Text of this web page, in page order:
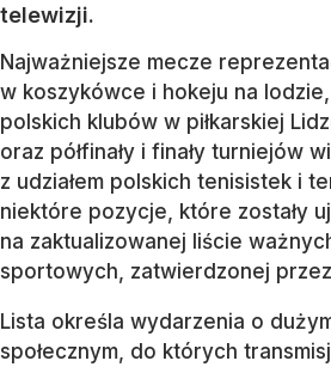
telewizji.
Najważniejsze mecze
w koszykówce i hokeju na
polskich klubów w piłkarskiej
oraz półfinały i finały turniejów
z udziałem polskich tenisistek i
niektóre pozycje, które zostały
na zaktualizowanej liście
sportowych, zatwierdzonej
Lista określa wydarzenia o
społecznym, do których